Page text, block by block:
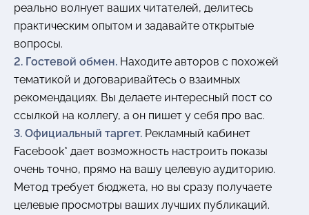
реально волнует ваших читателей, делитесь
практическим опытом и задавайте открытые
вопросы.
2. Гостевой обмен. Находите авторов с похожей
тематикой и договаривайтесь о взаимных
рекомендациях. Вы делаете интересный пост со
ссылкой на коллегу, а он пишет у себя про вас.
3. Официальный таргет. Рекламный кабинет
Facebook* дает возможность настроить показы
очень точно, прямо на вашу целевую аудиторию.
Метод требует бюджета, но вы сразу получаете
целевые просмотры ваших лучших публикаций.